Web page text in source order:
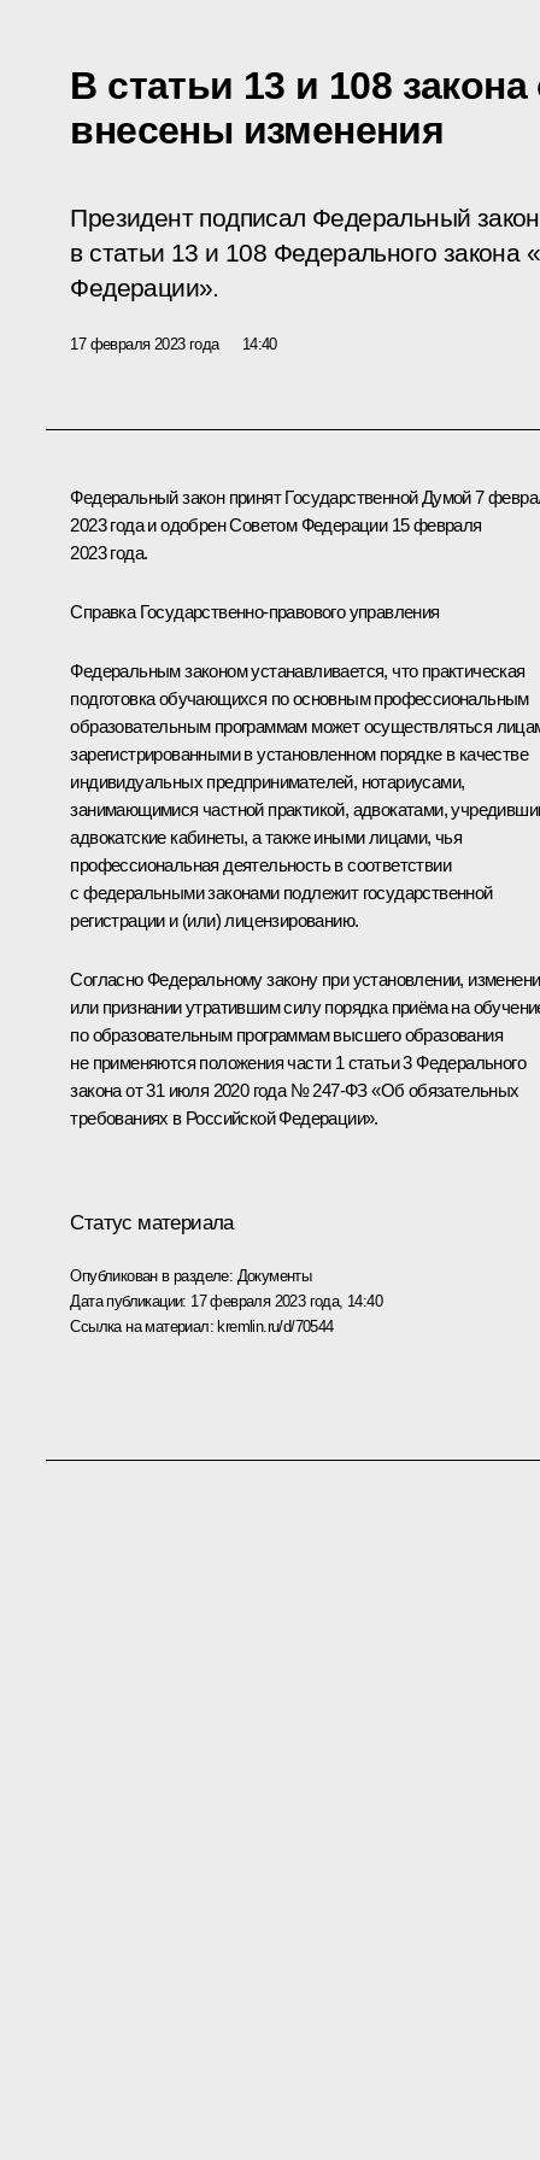
В статьи 13 и 108
внесены изменения
Президент подписал Федеральный
в статьи 13 и 108 Федерального закона
Федерации».
17 февраля 2023 года 14:40
Федеральный закон принят Государственной Думой 7
2023 года и одобрен Советом Федерации 15 февраля
2023 года.
Справка Государственно-правового управления
Федеральным законом устанавливается, что практическая
подготовка обучающихся по основным профессиональным
образовательным программам может осуществляться
зарегистрированными в установленном порядке в качестве
индивидуальных предпринимателей, нотариусами,
занимающимися частной практикой, адвокатами,
адвокатские кабинеты, а также иными лицами, чья
профессиональная деятельность в соответствии
с федеральными законами подлежит государственной
регистрации и (или) лицензированию.
Согласно Федеральному закону при установлении,
или признании утратившим силу порядка приёма на
по образовательным программам высшего образования
не применяются положения части 1 статьи 3 Федерального
закона от 31 июля 2020 года № 247-ФЗ «Об обязательных
требованиях в Российской Федерации».
Статус материала
Опубликован в разделе: Документы
Дата публикации: 17 февраля 2023 года, 14:40
Ссылка на материал: kremlin.ru/d/70544